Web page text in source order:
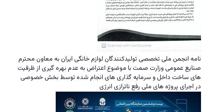
نامه انجمن ملی تخصصی تولیدکنندگان لوازم خانگی ایران به معاون محترم
صنایع عمومی وزارت صمت با موضوع اعتراض به عدم بهره گیری از ظرفیت
های ساخت داخل و سرمایه گذاری های انجام شده توسط بخش خصوصی
در اجرای پروژه های ملی رفع ناترازی انرژی